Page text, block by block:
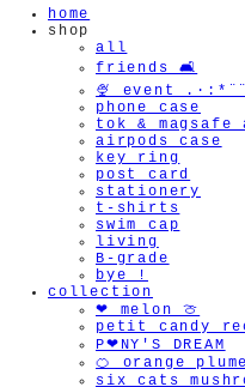
home
shop
all
friends 🛋️
🍨 event
phone case
tok & magsafe
airpods case
key ring
post card
stationery
t-shirts
swim cap
living
B-grade
bye !
collection
❤︎ melon 🍈
petit candy
P❤︎NY'S DREAM
🍊 orange
six cats